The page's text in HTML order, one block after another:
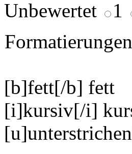
Unbewertet
1
[b]fett[/b] fett
[i]kursiv[/i]